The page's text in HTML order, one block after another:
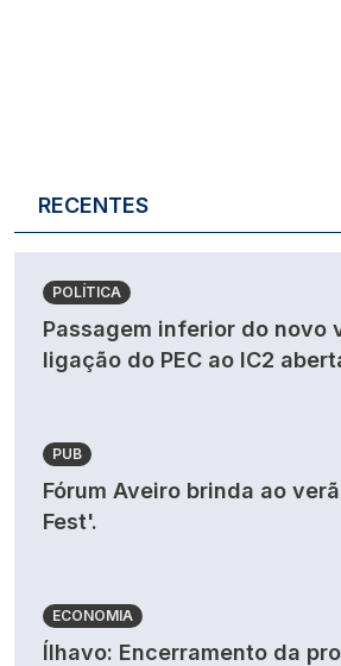
RECENTES
POLÍTICA
Passagem inferior do novo
ligação do PEC ao IC2
PUB
Fórum Aveiro brinda ao
Fest'.
ECONOMIA
Ílhavo: Encerramento da